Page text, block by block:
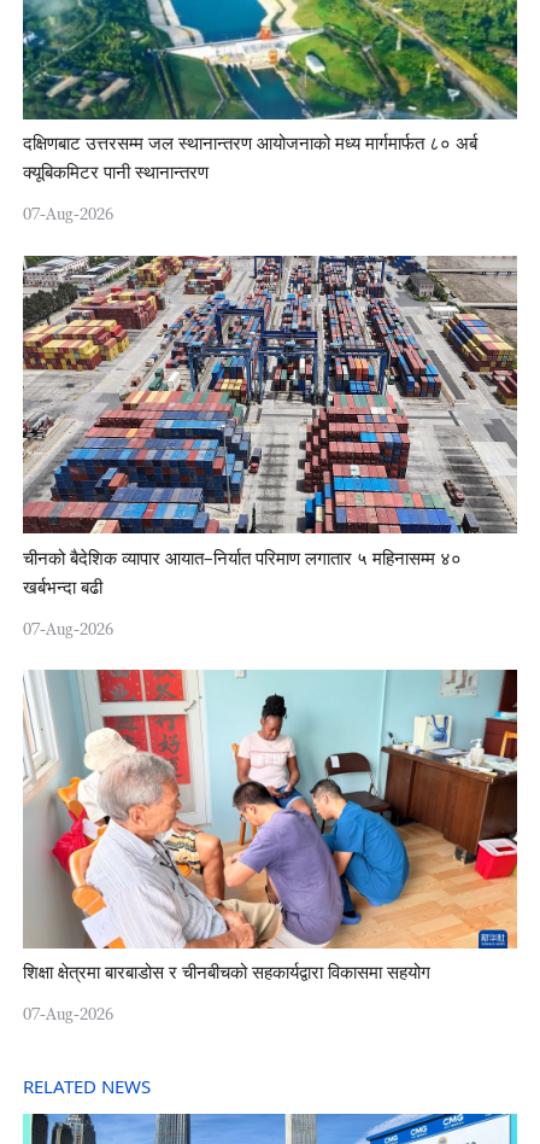
दक्षिणबाट उत्तरसम्म जल स्थानान्तरण आयोजनाको मध्य मार्गमार्फत ८० अर्ब
क्यूबिकमिटर पानी स्थानान्तरण
07-Aug-2026
चीनको बैदेशिक व्यापार आयात–निर्यात परिमाण लगातार ५ महिनासम्म ४०
खर्बभन्दा बढी
07-Aug-2026
शिक्षा क्षेत्रमा बारबाडोस र चीनबीचको सहकार्यद्वारा विकासमा सहयोग
07-Aug-2026
RELATED NEWS